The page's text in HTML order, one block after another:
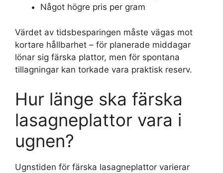
Något högre pris per gram
Värdet av tidsbesparingen måste vägas mot
kortare hållbarhet – för planerade middagar
lönar sig färska plattor, men för spontana
tillagningar kan torkade vara praktisk reserv.
Hur länge ska färska
lasagneplattor vara i
ugnen?
Ugnstiden för färska lasagneplattor varierar